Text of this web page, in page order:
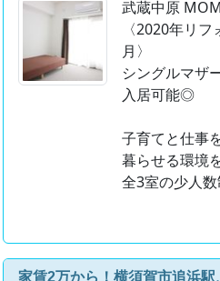
武蔵中原
〈2020年リ
月〉
シングルマザ
入居可能◎
子育てと仕事
暮らせる環境
全3室の少人